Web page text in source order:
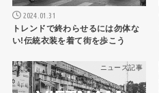
2024.01.31
トレンドで終わらせるには勿体な
い!伝統衣装を着て街を歩こう
ニュース記事